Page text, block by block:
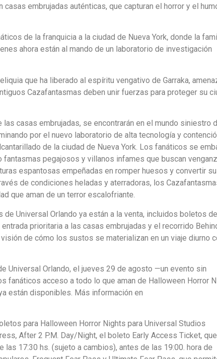
embrujadas auténticas, que capturan el horror y el
de la franquicia a la ciudad de Nueva York, donde la
ahora están al mando de un laboratorio de investigación
que ha liberado al espíritu vengativo de Garraka,
Cazafantasmas deben unir fuerzas para proteger su
casas embrujadas, se encontrarán en el mundo siniestro
por el nuevo laboratorio de alta tecnología y
de la ciudad de Nueva York. Los fanáticos se
pegajosos y villanos infames que buscan
espantosas empeñadas en romper huesos y convertir
de condiciones heladas y aterradoras, los
que aman de un terror escalofriante.
Universal Orlando ya están a la venta, incluidos boletos
prioritaria a las casas embrujadas y el recorrido
de cómo los sustos se materializan en un viaje diurno
Universal Orlando, el jueves 29 de agosto —un evento sin
fanáticos acceso a todo lo que aman de Halloween Horror
están disponibles. Más información en
para Halloween Horror Nights para Universal Studios
After 2 P.M. Day/Night, el boleto Early Access Ticket,
17:30 hs. (sujeto a cambios), antes de las 19:00. hora de